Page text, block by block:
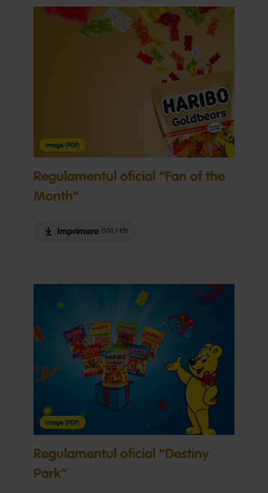
Regulamentul oficial “Fan of the
Month“
Imprimare (500,1 KB)
Image (PDF)
Regulamentul oficial “Destiny
Park“
Image (PDF)